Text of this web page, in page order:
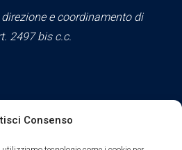
Consenso
e coordinamento di
2497 bis c.c.